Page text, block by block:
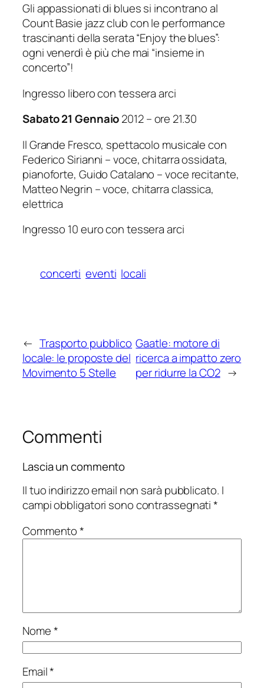
Gli appassionati di blues si incontrano al
Count Basie jazz club con le performance
trascinanti della serata “Enjoy the blues”:
ogni venerdì è più che mai “insieme in
concerto”!
Ingresso libero con tessera arci
Sabato 21 Gennaio2012 – ore 21.30
Il Grande Fresco, spettacolo musicale con
Federico Sirianni – voce, chitarra ossidata,
pianoforte, Guido Catalano – voce recitante,
Matteo Negrin – voce, chitarra classica,
elettrica
Ingresso 10 euro con tessera arci
concerti eventi locali
← Trasporto pubblico
locale: le proposte del
Movimento 5 Stelle
Gaatle: motore di
ricerca a impatto zero
per ridurre la CO2 →
Commenti
Lascia un commento
Il tuo indirizzo email non sarà pubblicato. I
campi obbligatori sono contrassegnati*
Commento*
Nome*
Email*